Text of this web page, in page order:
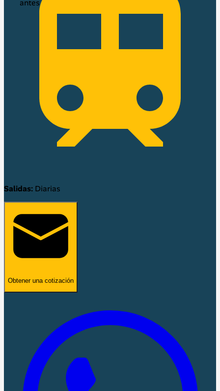
antes y después de la a
Salidas: Diarias
Obtener una cotización